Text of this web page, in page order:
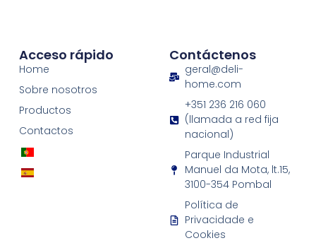
Acceso rápido
Home
Sobre nosotros
Productos
Contactos
Contáctenos
geral@deli-
home.com
+351 236 216 060
(llamada a red fija
nacional)
Parque Industrial
Manuel da Mota, lt.15,
3100-354 Pombal
Política de
Privacidade e
Cookies